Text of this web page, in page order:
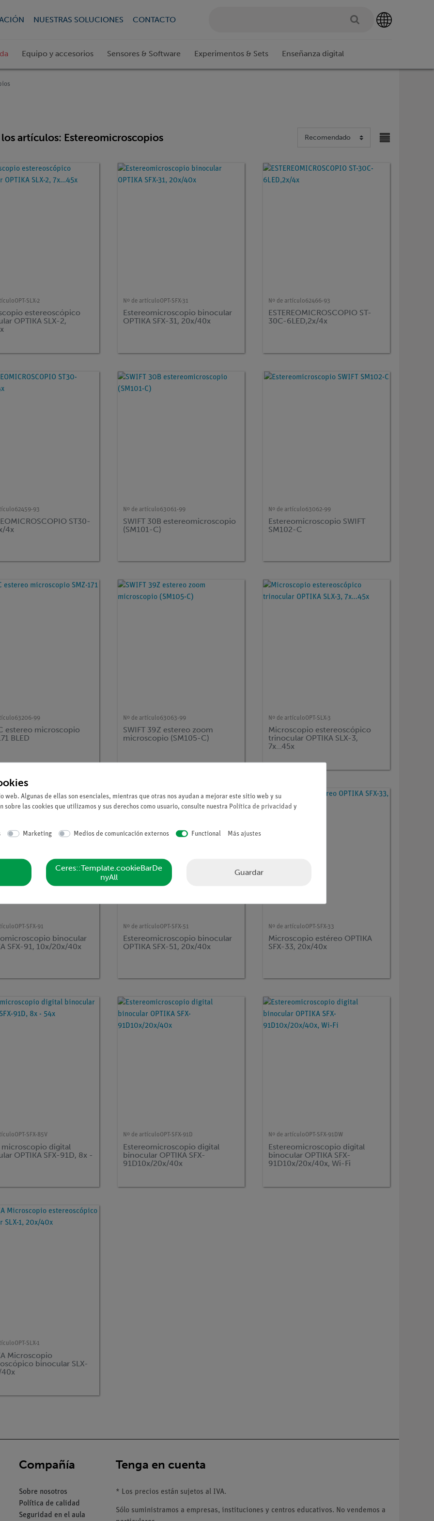
NUESTRAS SOLUCIONES CONTACTO
Equipo y accesorios Sensores & Software Experimentos & Sets Enseñanza digital
los artículos: Estereomicroscopios
OPT-SLX-2
estereoscópico
OPTIKA SLX-2,
Nº de artículoOPT-SFX-31
Estereomicroscopio binocular
OPTIKA SFX-31, 20x/40x
Nº de artículo62466-93
ESTEREOMICROSCOPIO ST-
30C-6LED,2x/4x
62459-93
ST30-
4x
Nº de artículo63061-99
SWIFT 30B estereomicroscopio
(SM101-C)
Nº de artículo63062-99
Estereomicroscopio SWIFT
SM102-C
63206-99
estereo microscopio
BLED
Nº de artículo63063-99
SWIFT 39Z estereo zoom
microscopio (SM105-C)
Nº de artículoOPT-SLX-3
Microscopio estereoscópico
trinocular OPTIKA SLX-3,
7x...45x
OPT-SFX-91
binocular
SFX-91, 10x/20x/40x
Nº de artículoOPT-SFX-51
Estereomicroscopio binocular
OPTIKA SFX-51, 20x/40x
Nº de artículoOPT-SFX-33
Microscopio estéreo OPTIKA
SFX-33, 20x/40x
OPT-SFX-85V
digital
OPTIKA SFX-91D, 8x -
Nº de artículoOPT-SFX-91D
Estereomicroscopio digital
binocular OPTIKA SFX-
91D10x/20x/40x
Nº de artículoOPT-SFX-91DW
Estereomicroscopio digital
binocular OPTIKA SFX-
91D10x/20x/40x, Wi-Fi
OPT-SLX-1
Microscopio
binocular SLX-
40x
Compañía
Sobre nosotros
Política de calidad
Seguridad en el aula
Tenga en cuenta
* Los precios están sujetos al IVA.
Sólo suministramos a empresas, instituciones y centros educativos. No vendemos a
web. Algunas de ellas son esenciales, mientras que otras nos ayudan a mejorar este sitio web y su
sobre las cookies que utilizamos y sus derechos como usuario, consulte nuestra Política de privacidad y
Marketing Medios de comunicación externos Functional Más ajustes
Ceres::Template.cookieBarDe
nyAll
Guardar